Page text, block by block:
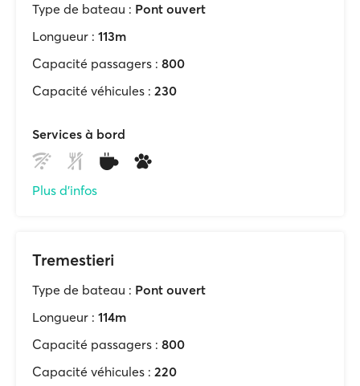
Type de bateau : Pont ouvert
Longueur : 113m
Capacité passagers : 800
Capacité véhicules : 230
Services à bord
Plus d'infos
Tremestieri
Type de bateau : Pont ouvert
Longueur : 114m
Capacité passagers : 800
Capacité véhicules : 220